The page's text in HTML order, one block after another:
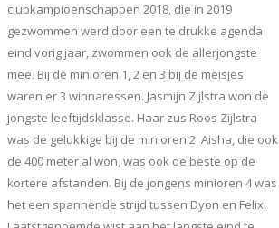
clubkampioenschappen 2018, die in 2019
gezwommen werd door een te drukke agenda
eind vorig jaar, zwommen ook de allerjongste
mee. Bij de minioren 1, 2 en 3 bij de meisjes
waren er 3 winnaressen. Jasmijn Zijlstra won de
jongste leeftijdsklasse. Haar zus Roos Zijlstra
was de gelukkige bij de minioren 2. Aisha, die ook
de 400 meter al won, was ook de beste op de
kortere afstanden. Bij de jongens minioren 4 was
het een spannende strijd tussen Dyon en Felix.